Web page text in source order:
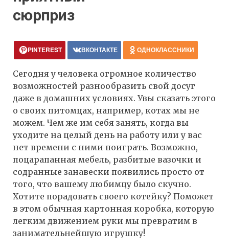
сюрприз
PINTEREST ВКОНТАКТЕ ОДНОКЛАССНИКИ
Сегодня у человека огромное количество
возможностей разнообразить свой досуг
даже в домашних условиях. Увы сказать этого
о своих питомцах, например, котах мы не
можем. Чем же им себя занять, когда вы
уходите на целый день на работу или у вас
нет времени с ними поиграть. Возможно,
поцарапанная мебель, разбитые вазочки и
содранные занавески появились просто от
того, что вашему любимцу было скучно.
Хотите порадовать своего котейку? Поможет
в этом обычная картонная коробка, которую
легким движением руки мы превратим в
занимательнейшую игрушку!